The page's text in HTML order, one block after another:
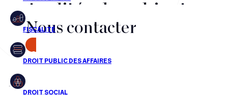
Financement
Fiscalité
Droit public des affaires
Droit social
actualités du cabinet,
nos récompenses et nos
transactions, jour après
jour
Nous contacter